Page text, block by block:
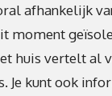
afhankelijk
moment
huis vertelt al
Je kunt ook